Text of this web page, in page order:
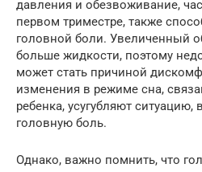
давления и обезвоживание,
первом триместре, также
головной боли. Увеличенный
больше жидкости, поэтому
может стать причиной
изменения в режиме сна,
ребенка, усугубляют
головную боль.
Однако, важно помнить, что